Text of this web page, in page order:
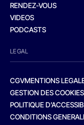
RENDEZ-VOUS
VIDEOS
PODCASTS
LEGAL
CGVMENTIONS
GESTION DES COOKIES
POLITIQUE
CONDITIONS